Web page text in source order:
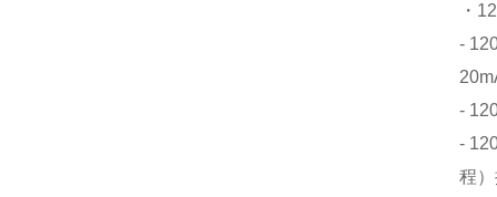
・
-
-
-
程